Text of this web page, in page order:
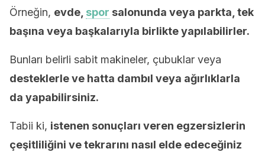
Örneğin, evde, spor salonunda veya parkta, tek
başına veya başkalarıyla birlikte yapılabilirler.
Bunları belirli sabit makineler, çubuklar veya
desteklerle ve hatta dambıl veya ağırlıklarla
da yapabilirsiniz.
Tabii ki, istenen sonuçları veren egzersizlerin
çeşitliliğini ve tekrarını nasıl elde edeceğiniz